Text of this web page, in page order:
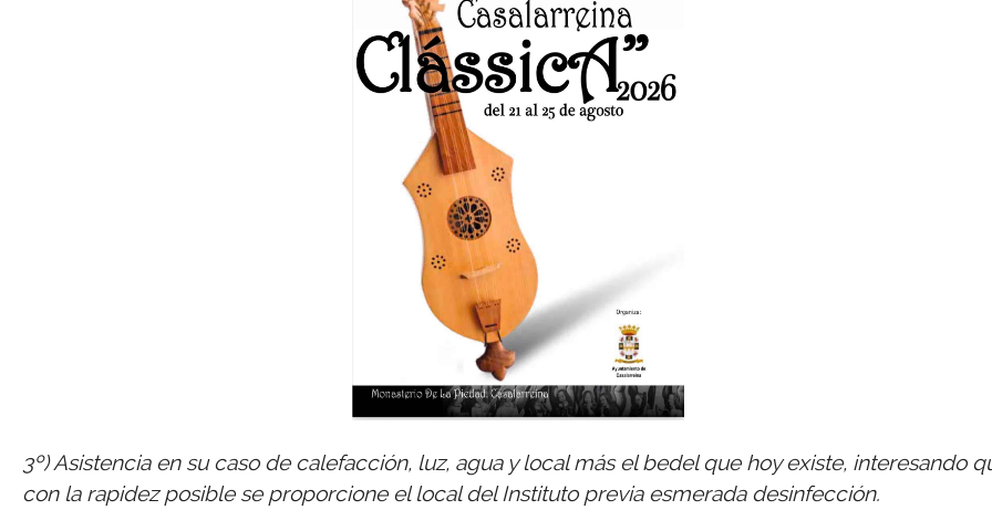
3º) Asistencia en su caso de calefacción, luz, agua y local más el bedel que hoy existe, interesando
con la rapidez posible se proporcione el local del Instituto previa esmerada desinfección.